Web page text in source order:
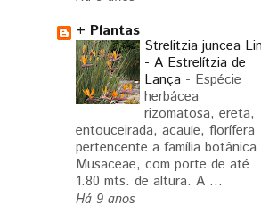
+ Plantas
Strelitzia juncea
- A Estrelítzia de
Lança - Espécie
herbácea
rizomatosa, ereta,
entouceirada, acaule, florífera
pertencente a família botânica
Musaceae, com porte de até
1.80 mts. de altura. A ...
Há 9 anos